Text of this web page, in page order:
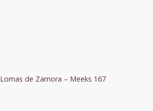
Lomas de Zamora – Meeks 167